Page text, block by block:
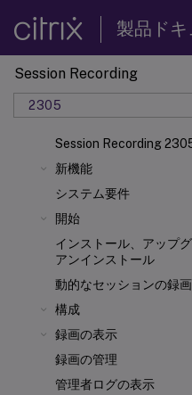
製品ドキ
Session Recording
2305
Session Recording
新機能
システム要件
開始
インストール、アップ
アンインストール
動的なセッションの録画
構成
録画の表示
録画の管理
管理者ログの表示